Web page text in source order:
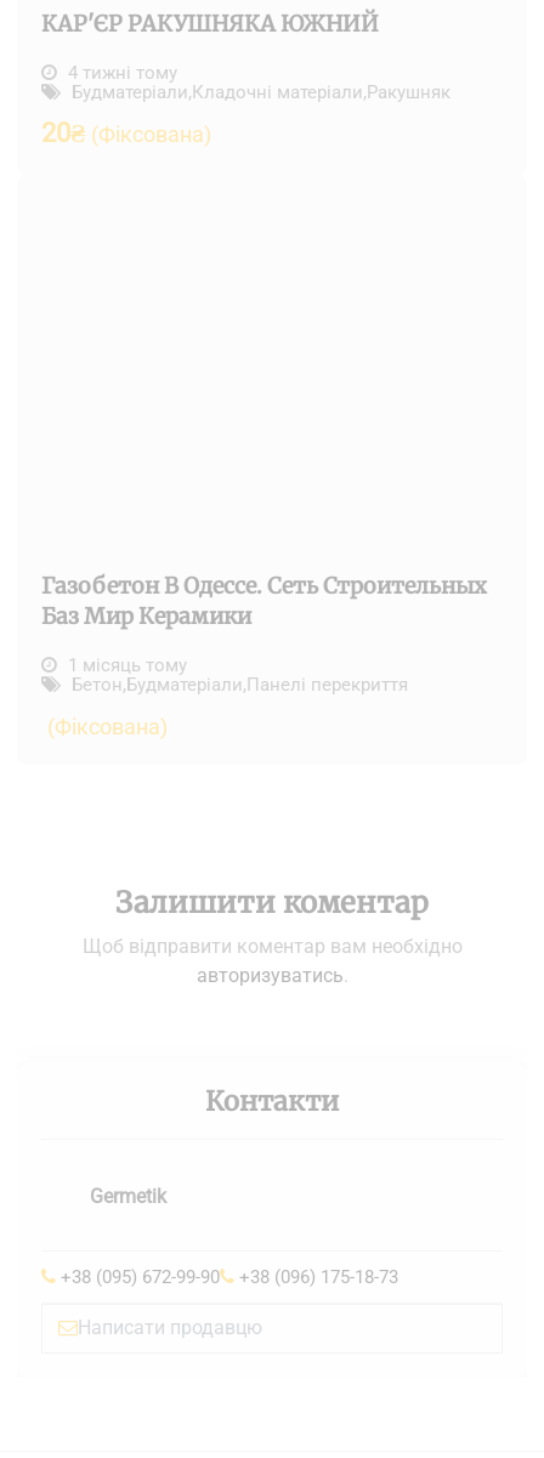
КАР'ЄР РАКУШНЯКА ЮЖНИЙ
4 тижні тому
Будматеріали,Кладочні матеріали,Ракушняк
20₴ (Фіксована)
Газобетон В Одессе. Сеть Строительных
Баз Мир Керамики
1 місяць тому
Бетон,Будматеріали,Панелі перекриття
(Фіксована)
Залишити коментар
Щоб відправити коментар вам необхідно
авторизуватись.
Контакти
Germetik
+38 (095) 672-99-90 +38 (096) 175-18-73
Написати продавцю